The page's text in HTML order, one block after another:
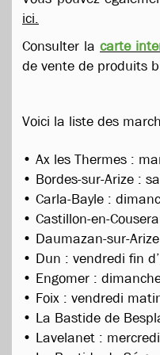
ici.
Consulter la carte
de vente de produits
Voici la liste des
• Ax les Thermes :
• Bordes-sur-Arize :
• Carla-Bayle :
• Castillon-en-
• Daumazan-sur-
• Dun : vendredi fin
• Engomer :
• Foix : vendredi
• La Bastide de
• Lavelanet :